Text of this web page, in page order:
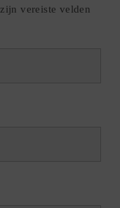
zijn vereiste velden